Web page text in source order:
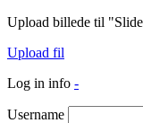
Upload billede til
Upload fil
Log in info -
Username